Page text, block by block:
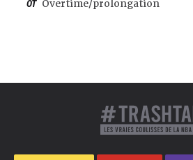
OT Overtime/prolongation